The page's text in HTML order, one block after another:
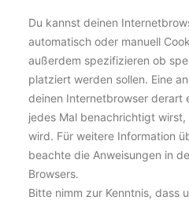
Du kannst deinen
automatisch oder manuell
außerdem spezifizieren ob
platziert werden sollen. Eine
deinen Internetbrowser derart
jedes Mal benachrichtigt
wird. Für weitere Information
beachte die Anweisungen in
Browsers.
Bitte nimm zur Kenntnis, dass